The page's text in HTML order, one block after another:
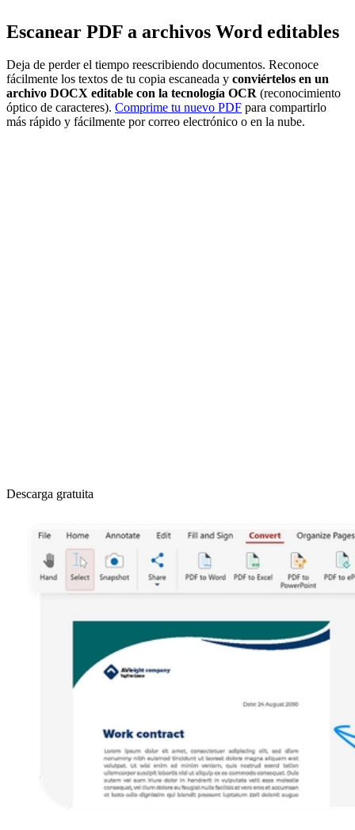
Escanear PDF a archivos Word editables
Deja de perder el tiempo reescribiendo documentos. Reconoce
fácilmente los textos de tu copia escaneada y conviértelos en un
archivo DOCX editable con la tecnología OCR (reconocimiento
óptico de caracteres). Comprime tu nuevo PDF para compartirlo
más rápido y fácilmente por correo electrónico o en la nube.
Descarga gratuita